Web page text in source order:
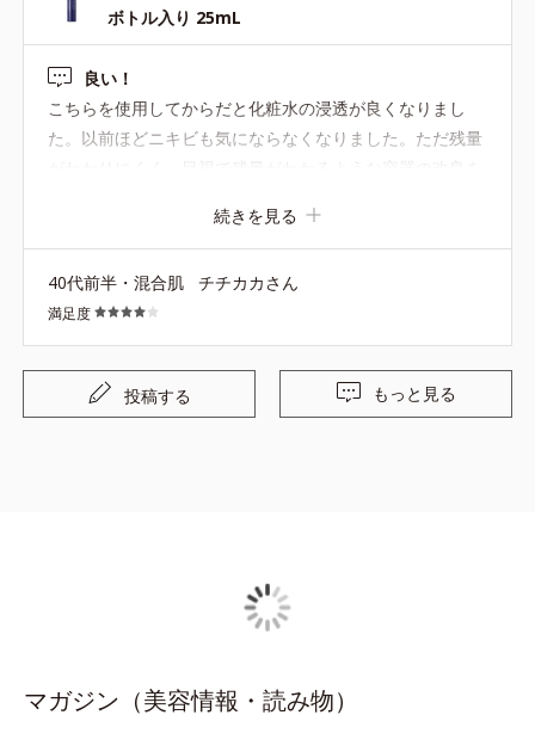
ボトル入り 25mL
良い！
こちらを使用してからだと化粧水の浸透が良くなりまし
た。以前ほどニキビも気にならなくなりました。ただ残量
続きを見る
40代前半・混合肌 チチカカさん
満足度
投稿する もっと見る
マガジン（美容情報・読み物）